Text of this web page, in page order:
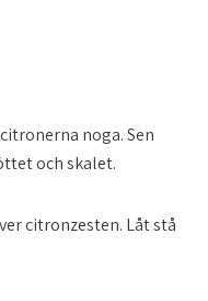
noga. Sen
och skalet.
citronzesten. Låt stå